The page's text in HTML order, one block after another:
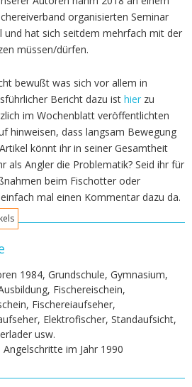
organisierten Seminar
und hat sich seitdem mehrfach mit der
müssen/dürfen.
bewußt was sich vor allem in
Bericht dazu ist hier zu
im Wochenblatt veröffentlichten
hinweisen, dass langsam Bewegung
könnt ihr in seiner Gesamtheit
als Angler die Problematik? Seid ihr für
beim Fischotter oder
mal einen Kommentar dazu da.
1984, Grundschule, Gymnasium,
Fischereischein,
Fischereiaufseher,
Elektrofischer, Standaufsicht,
usw.
Angelschritte im Jahr 1990